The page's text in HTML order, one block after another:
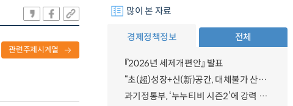
관련주제시계열
많이 본 자료
경제정책정보 전체
『2026년 세제개편안』 발표
“초(超)성장+신(新)공간, 대체불가 산업강국”
과기정통부, ‘누누티비 시즌2’에 강력 대응 의지 밝혀